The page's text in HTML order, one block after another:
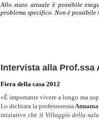
Allo stato attuale è possibile
problema specifico. Non è
Intervista alla Prof.ssa
Fiera della casa 2012
«È importante vivere a lungo ma
Lo dichiara la professoressa
iniziative che il Villaggio della